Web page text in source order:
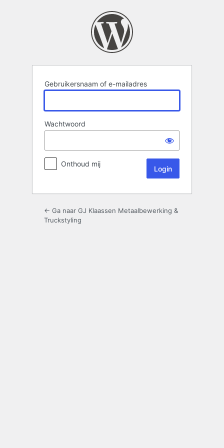
Gebruikersnaam of e-mailadres
Wachtwoord
Onthoud mij
← Ga naar GJ Klaassen Metaalbewerking &
Truckstyling